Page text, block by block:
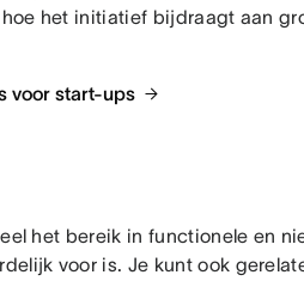
het initiatief bijdraagt aan
voor start-ups
het bereik in functionele en
voor is. Je kunt ook